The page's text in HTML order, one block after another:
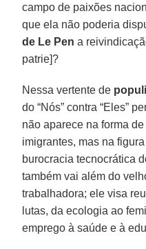
campo de paixões
que ela não poderia
de Le Pen a
patrie]?
Nessa vertente de
do “Nós” contra “Eles”
não aparece na forma
imigrantes, mas na
burocracia tecnocrática
também vai além do
trabalhadora; ele visa
lutas, da ecologia ao
emprego à saúde e à